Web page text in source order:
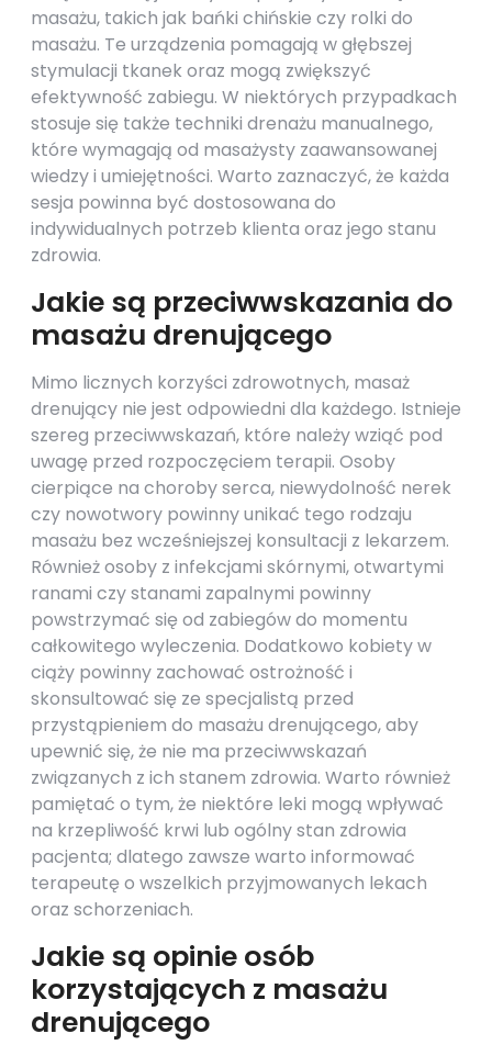
masażu, takich jak bańki chińskie czy rolki do
masażu. Te urządzenia pomagają w głębszej
stymulacji tkanek oraz mogą zwiększyć
efektywność zabiegu. W niektórych przypadkach
stosuje się także techniki drenażu manualnego,
które wymagają od masażysty zaawansowanej
wiedzy i umiejętności. Warto zaznaczyć, że każda
sesja powinna być dostosowana do
indywidualnych potrzeb klienta oraz jego stanu
zdrowia.
Jakie są przeciwwskazania do
masażu drenującego
Mimo licznych korzyści zdrowotnych, masaż
drenujący nie jest odpowiedni dla każdego. Istnieje
szereg przeciwwskazań, które należy wziąć pod
uwagę przed rozpoczęciem terapii. Osoby
cierpiące na choroby serca, niewydolność nerek
czy nowotwory powinny unikać tego rodzaju
masażu bez wcześniejszej konsultacji z lekarzem.
Również osoby z infekcjami skórnymi, otwartymi
ranami czy stanami zapalnymi powinny
powstrzymać się od zabiegów do momentu
całkowitego wyleczenia. Dodatkowo kobiety w
ciąży powinny zachować ostrożność i
skonsultować się ze specjalistą przed
przystąpieniem do masażu drenującego, aby
upewnić się, że nie ma przeciwwskazań
związanych z ich stanem zdrowia. Warto również
pamiętać o tym, że niektóre leki mogą wpływać
na krzepliwość krwi lub ogólny stan zdrowia
pacjenta; dlatego zawsze warto informować
terapeutę o wszelkich przyjmowanych lekach
oraz schorzeniach.
Jakie są opinie osób
korzystających z masażu
drenującego